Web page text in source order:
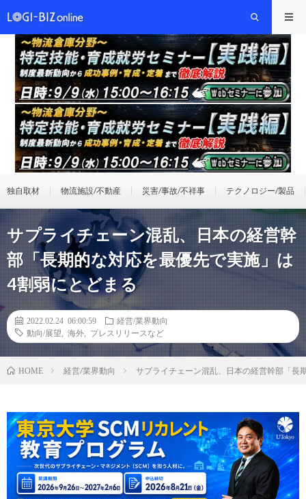
独自取材 物流施設/不動産 災害/事故/不祥事 テクノロジー/製品
サプライチェーン混乱、日本の経営幹
部「長期的な対応を最優先で実施」は
4割弱にとどまる
2022.02.24 06:00:59
経営/業界動向
動向/展望
海外 プレスリリースなど
HOME 経営/業界動向 サプライチェーン混乱、日本の経営幹部「長